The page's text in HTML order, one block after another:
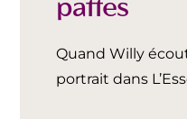
pattes
Quand Willy
portrait dans